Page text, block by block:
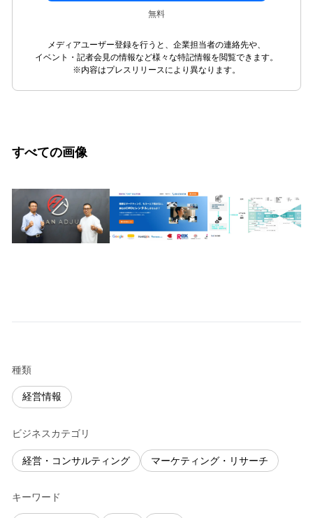
無料
メディアユーザー登録を行うと、企業担当者の連絡先や、
イベント・記者会見の情報など様々な特記情報を閲覧できます。
※内容はプレスリリースにより異なります。
すべての画像
種類
経営情報
ビジネスカテゴリ
経営・コンサルティング マーケティング・リサーチ
キーワード